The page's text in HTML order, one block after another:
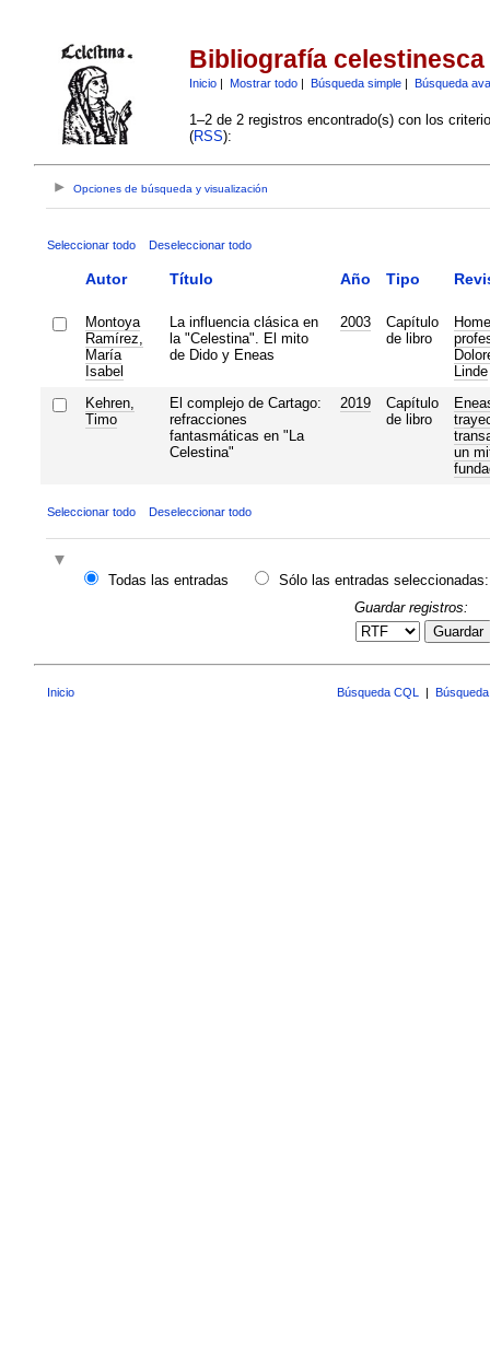
Bibliografía celestinesca
Inicio| Mostrar todo| Búsqueda simple| Búsqueda
1–2 de 2 registros encontrado(s) con los
(RSS):
Opciones de búsqueda y visualización
Seleccionar todo Deseleccionar todo
Autor Título Año Tipo
Montoya
Ramírez,
María
Isabel
La influencia clásica en
la "Celestina". El mito
de Dido y Eneas
2003
Capítulo
de libro
Linde
Kehren,
Timo
El complejo de Cartago:
refracciones
fantasmáticas en "La
Celestina"
2019
Capítulo
de libro
un
Seleccionar todo Deseleccionar todo
Todas las entradas
Sólo las entradas seleccionadas:
Guardar registros:
Guardar
Inicio Búsqueda CQL